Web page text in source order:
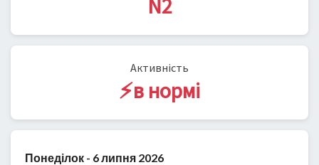
N2
Активність
⚡в нормі
Понеділок - 6 липня 2026